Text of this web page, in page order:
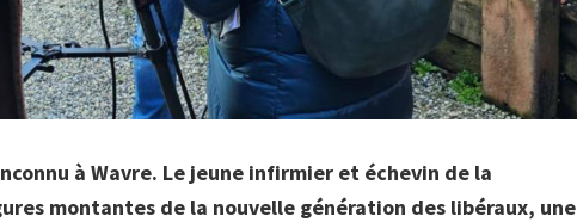
à Wavre. Le jeune infirmier et échevin de la
montantes de la nouvelle génération des libéraux, une